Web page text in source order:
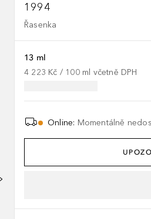
1994
Řasenka
13 ml
4 223 Kč / 100 ml včetně DPH
Online: Momentálně